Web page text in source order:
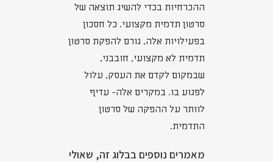
ההכרחיות בכדי להשיג תוצאה של
סרטון תדמית מקצועי. כל חסכון
בפעילויות אלה, גורם להפקת סרטון
תדמית לא מקצועי, חובבני,
שבמקום לקדם את העסק, עלול
לפגוע בו. במקרים אלה- עדיף
לוותר על ההפקה של סרטון
התדמית.
מאמרים נוספים בבלוג זה, שאולי